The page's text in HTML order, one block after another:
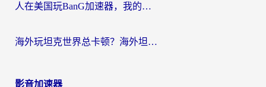
人在美国玩BanG加速器，我的延迟终于绿了
海外玩坦克世界总卡顿？海外坦克世界加速器有哪些？实测好用的选择在这里
影音加速器